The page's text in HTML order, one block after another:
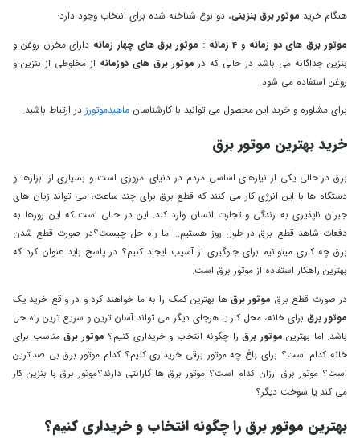
هنگام خرید موتور برق بنزینی، دو نوع شناخته شده برای انتخاب وجود دارد:
موتور برق های دو زمانه و 4 زمانه : موتور برق های چهار زمانه دارای مخزن روغن و
بنزین جداگانه می باشد در حالی که در موتور برق های دوزمانه از مخلوطی از بنزین و
روغن استفاده می شود.
برای مشاوره و خرید این محصول می توانید با کارشناسان ماهیدموتورز در ارتباط باشید.
خرید بهترین موتور برق
برق در حالی یکی از نیازهای اساسی مردم در دنیای امروزی است و بسیاری از ابزارها و
دستگاه ها با این انرژی کار می کنند که قطع برق برای چند ساعت، می تواند زیان های
جبران ناپذیری به زندگی و تجارت انسان وارد کند. این در حالی است که این روزها به
دفعات شاهد قطع برق در طول روز هستیم.. اما راه حل چیست؟در صورت قطع شدن
برق چه کاری میتوانیم برای جلوگیری از آسیب ایجاد کنیم؟ در پاسخ باید عنوان کرد که
بهترین راهکار استفاده از موتور برق است.
در صورت قطع برق موتور برقها بهترین کمک را به ما خواهند کرد و در واقع خرید یک
موتور برق برای خانه، محل کار یا هرجای دیگر می تواند آسان ترین و سریع ترین راه حل
باشد. اما بهترین موتور برق را چگونه انتخاب و خریداری کنیم؟ موتور برق مناسب برای
خانه کدام است؟ برای باغ چه موتور برقی خریداری کنیم؟ کدام موتور برق بی صداترین
است؟ موتور برق ارزان کدام است؟ موتور برق ها گارانتی دارند؟موتور برق با بنزین کار
می کند یا سوخت دیگر؟
بهترین موتور برق را چگونه انتخاب و خریداری کنیم؟